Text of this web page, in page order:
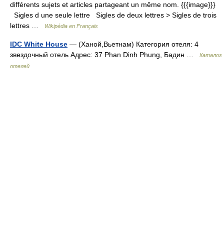
différents sujets et articles partageant un même nom. {{{image}}}
Sigles d une seule lettre Sigles de deux lettres > Sigles de trois
lettres …
Wikipédia en Français
IDC White House — (Ханой,Вьетнам) Категория отеля: 4
звездочный отель Адрес: 37 Phan Dinh Phung, Бадин …
Каталог
отелей